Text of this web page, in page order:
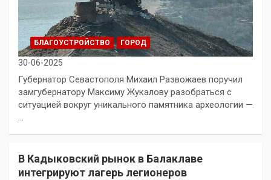
БЛАГОУСТРОЙСТВО ГОРОД
30-06-2025
Губернатор Севастополя Михаил Развожаев поручил
замгубернатору Максиму Жукалову разобраться с
ситуацией вокруг уникального памятника археологии —
…
В Кадыковский рынок в Балаклаве
интегрируют лагерь легионеров